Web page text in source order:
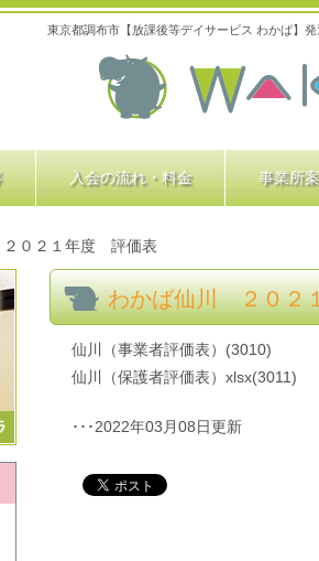
東京都調布市【放課後等デイサービス わかば】
入会の流れ・料金 事業所
０２１年度 評価表
わかば仙川 ２０２
仙川（事業者評価表）(3010)
仙川（保護者評価表）xlsx(3011)
･･･2022年03月08日更新